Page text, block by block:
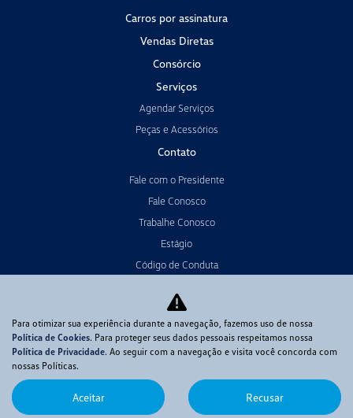
Carros por assinatura
Vendas Diretas
Consórcio
Serviços
Agendar Serviços
Peças e Acessórios
Contato
Fale com o Presidente
Fale Conosco
Trabalhe Conosco
Estágio
Código de Conduta
Termo da Resolução 4571
No trânsito, enxergar o outro salva vidas.
Desenvolvido pela DEALERSPACE ® Direitos Reservados.
Para otimizar sua experiência durante a navegação, fazemos uso de nossa
Política de Cookies. Para proteger seus dados pessoais respeitamos nossa
Política de Privacidade. Ao seguir com a navegação e visita você concorda com
nossas Políticas.
Aceitar Recusar